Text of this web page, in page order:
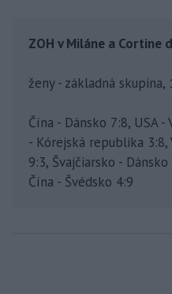
ZOH v Miláne a Cortine
ženy - základná skupina,
Čína - Dánsko 7:8, USA
- Kórejská republika 3:8,
9:3, Švajčiarsko -
Čína - Švédsko 4:9